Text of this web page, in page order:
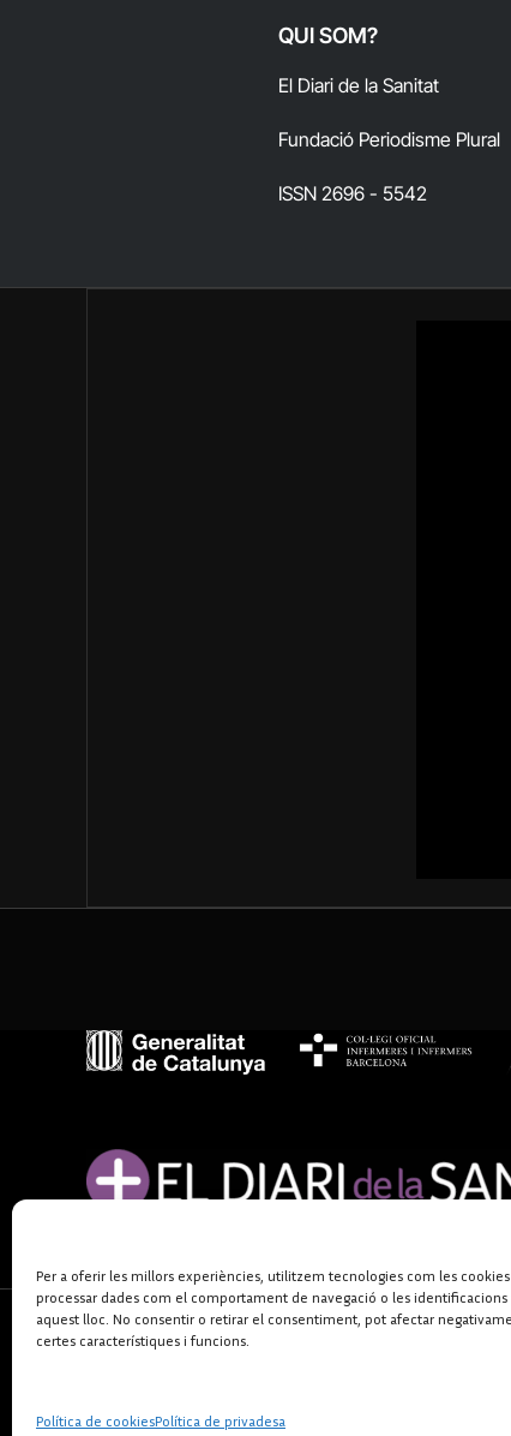
Per a oferir les millors experiències, utilitzem tecnologies com les
processar dades com el comportament de navegació o les
aquest lloc. No consentir o retirar el consentiment, pot afectar
certes característiques i funcions.
Política de cookiesPolítica de privadesa
QUI SOM?
El Diari de la Sanitat
Fundació Periodisme Plural
ISSN 2696 - 5542